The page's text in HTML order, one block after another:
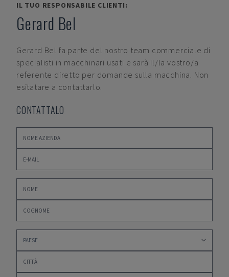
IL TUO RESPONSABILE CLIENTI:
Gerard Bel
Gerard Bel fa parte del nostro team commerciale di
specialisti in macchinari usati e sarà il/la vostro/a
referente diretto per domande sulla macchina. Non
esitatare a contattarlo.
CONTATTALO